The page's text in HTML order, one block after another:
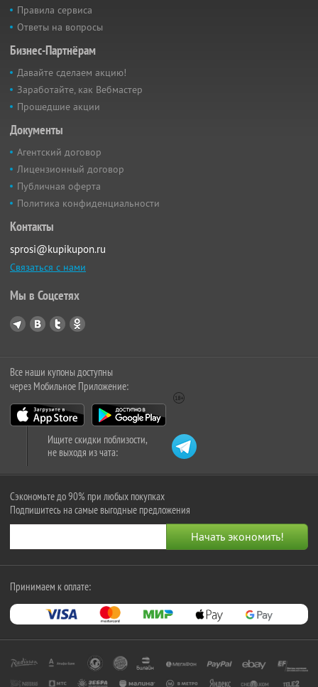
Правила сервиса
Ответы на вопросы
Бизнес-Партнёрам
Давайте сделаем акцию!
Заработайте, как Вебмастер
Прошедшие акции
Документы
Агентский договор
Лицензионный договор
Публичная оферта
Политика конфиденциальности
Контакты
sprosi@kupikupon.ru
Связаться с нами
Мы в Соцсетях
Все наши купоны доступны
через Мобильное Приложение:
Ищите скидки поблизости,
не выходя из чата:
Сэкономьте до 90% при любых покупках
Подпишитесь на самые выгодные предложения
Принимаем к оплате: